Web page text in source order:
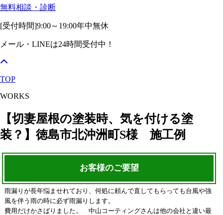
無料相談・診断
[受付時間]9:00～19:00年中無休
メール・LINEは24時間受付中！
TOP
WORKS
【切妻屋根の塗装時、気を付ける塗
装？】徳島市北沖洲町S様 施工例
お客様のご要望
雨漏りが長年悩ませれており、何処に頼んで直してもらっても台風や強
風を伴う雨の時に必ず雨漏りします。
費用だけかさばりました。 中山コーティングさんは他の会社と違い最